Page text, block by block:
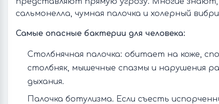
сальмонелла, чумная палочка и холерный
Самые опасные бактерии для человека:
Столбнячная палочка: обитает на коже,
столбняк, мышечные спазмы и нарушения
дыхания.
Палочка ботулизма. Если съесть